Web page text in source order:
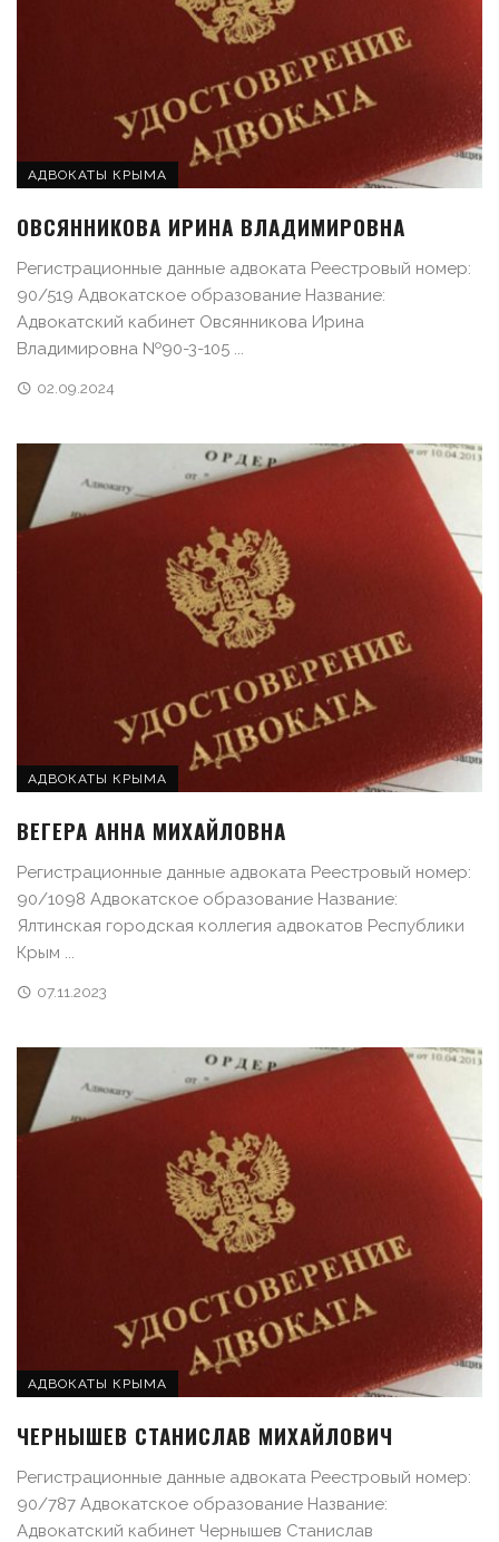
АДВОКАТЫ КРЫМА
ОВСЯННИКОВА ИРИНА ВЛАДИМИРОВНА
Регистрационные данные адвоката Реестровый номер:
90/519 Адвокатское образование Название:
Адвокатский кабинет Овсянникова Ирина
Владимировна №90-3-105 ...
02.09.2024
АДВОКАТЫ КРЫМА
ВЕГЕРА АННА МИХАЙЛОВНА
Регистрационные данные адвоката Реестровый номер:
90/1098 Адвокатское образование Название:
Ялтинская городская коллегия адвокатов Республики
Крым ...
07.11.2023
АДВОКАТЫ КРЫМА
ЧЕРНЫШЕВ СТАНИСЛАВ МИХАЙЛОВИЧ
Регистрационные данные адвоката Реестровый номер:
90/787 Адвокатское образование Название:
Адвокатский кабинет Чернышев Станислав